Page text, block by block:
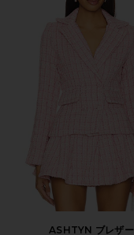
ASHTYN ブレザー